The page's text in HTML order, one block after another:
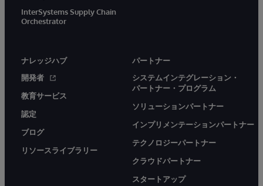
InterSystems Supply Chain
Orchestrator
ナレッジハブ
開発者
教育サービス
認定
ブログ
リソースライブラリー
パートナー
システムインテグレーション・
パートナー・プログラム
ソリューションパートナー
インプリメンテーションパートナー
テクノロジーパートナー
クラウドパートナー
スタートアップ